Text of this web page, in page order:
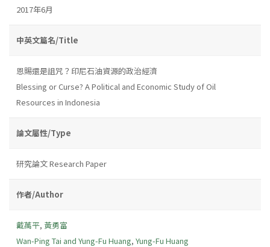
2017年6月
中英文篇名/Title
恩賜還是詛咒？印尼石油資源的政治經濟
Blessing or Curse? A Political and Economic Study of Oil
Resources in Indonesia
論文屬性/Type
研究論文 Research Paper
作者/Author
戴萬平, 黃勇富
Wan-Ping Tai and Yung-Fu Huang, Yung-Fu Huang